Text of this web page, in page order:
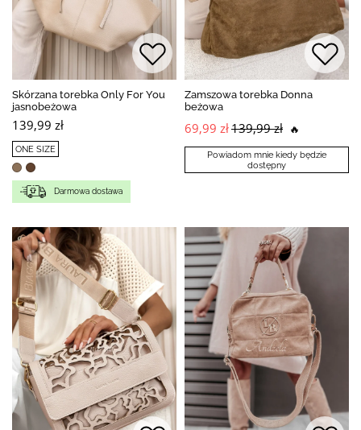
Skórzana torebka Only For You
jasnobeżowa
139,99 zł
ONE SIZE
Darmowa dostawa
Zamszowa torebka Donna
beżowa
69,99 zł139,99 zł 🔥
Powiadom mnie kiedy będzie
dostępny